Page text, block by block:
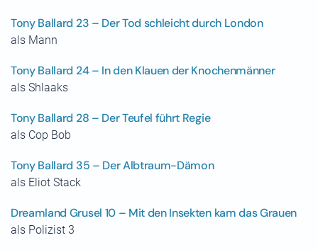
Tony Ballard 23 – Der Tod schleicht durch London
als Mann
Tony Ballard 24 – In den Klauen der Knochenmänner
als Shlaaks
Tony Ballard 28 – Der Teufel führt Regie
als Cop Bob
Tony Ballard 35 – Der Albtraum-Dämon
als Eliot Stack
Dreamland Grusel 10 – Mit den Insekten kam das Grauen
als Polizist 3